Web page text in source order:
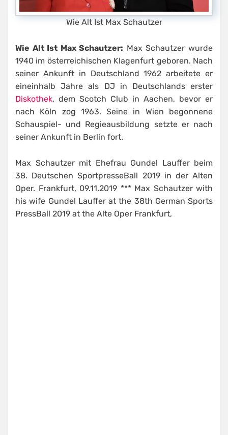
Wie Alt Ist Max Schautzer
Wie Alt Ist Max Schautzer: Max Schautzer wurde
1940 im österreichischen Klagenfurt geboren. Nach
seiner Ankunft in Deutschland 1962 arbeitete er
eineinhalb Jahre als DJ in Deutschlands erster
Diskothek, dem Scotch Club in Aachen, bevor er
nach Köln zog 1963. Seine in Wien begonnene
Schauspiel- und Regieausbildung setzte er nach
seiner Ankunft in Berlin fort.
Max Schautzer mit Ehefrau Gundel Lauffer beim
38. Deutschen SportpresseBall 2019 in der Alten
Oper. Frankfurt, 09.11.2019 *** Max Schautzer with
his wife Gundel Lauffer at the 38th German Sports
PressBall 2019 at the Alte Oper Frankfurt,